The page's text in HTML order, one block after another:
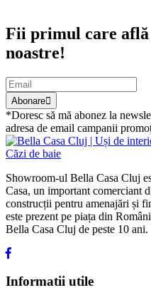
Fii primul care
noastre!
Abonare
*Doresc să mă abonez la
adresa de email campanii
Showroom-ul Bella Casa Cluj
Casa, un important comerciant
construcții pentru amenajări și
este prezent pe piața din
Bella Casa Cluj de peste 10 ani.
Informatii utile